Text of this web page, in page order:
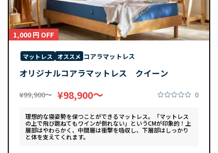
1,000 円 OFF
マットレス オススメ コアラマットレス
オリジナルコアラマットレス クイーン
¥99,900〜 ¥98,900〜 0
理想的な寝姿勢を保つことができるマットレス。「マットレス
の上で飛び跳ねてもワインが倒れない」というCMが印象的！上
層部はやわらかく、中間層は衝撃を吸収し、下層部はしっかり
と体を支えてくれます。